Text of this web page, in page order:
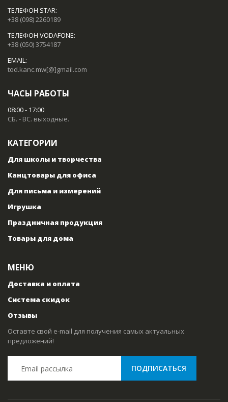
ТЕЛЕФОН STAR:
+38 (098) 2260189
ТЕЛЕФОН VODAFONE:
+38 (050) 3754187
EMAIL:
tod.kanc.mw[@]gmail.com
ЧАСЫ РАБОТЫ
08:00 - 17:00
СБ. - ВС. выходные.
КАТЕГОРИИ
Для школы и творчества
Канцтовары для офиса
Для письма и измерений
Игрушка
Праздничная продукция
Товары для дома
МЕНЮ
Доставка и оплата
Система скидок
Отзывы
Оставте свой e-mail для получения самых актуальных
предложений!